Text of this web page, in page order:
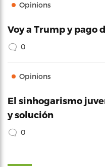
Opinions
Voy a Trump y pago
0
Opinions
El sinhogarismo
y solución
0